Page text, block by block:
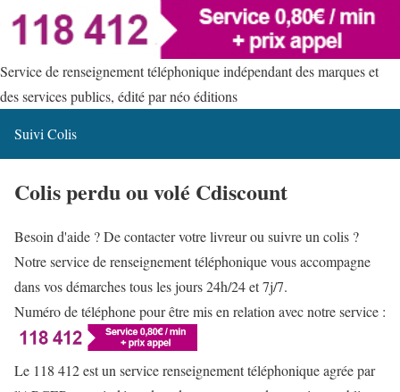
Service de renseignement téléphonique indépendant des marques et
des services publics, édité par néo éditions
Suivi Colis
Colis perdu ou volé Cdiscount
Besoin d'aide ? De contacter votre livreur ou suivre un colis ?
Notre service de renseignement téléphonique vous accompagne
dans vos démarches tous les jours 24h/24 et 7j/7.
Numéro de téléphone pour être mis en relation avec notre service :
Le 118 412 est un service renseignement téléphonique agrée par